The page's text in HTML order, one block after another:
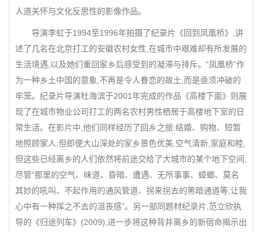
人道关怀与文化反思性的影像作品。
导演李虹于1994至1996年拍摄了纪录片《回到凤凰桥》,讲
述了几名在北京打工的安徽农村女性,在城市中艰难却有所发展的
生活境遇,以及她们重回家乡后感受到的凝滞与排斥。“凤凰桥”作
为一种乡土中国的意象,不再是令人眷恋的故土,而是亟须冲破的
牢笼。纪录片导演杜海滨于2001年完成的作品《高楼下面》则展
现了在城市物业公司打工的两名农村男性栖居于高楼地下室的日
常生活。在影片中,他们同样经历了回乡之旅:结婚、购物、短暂
地照顾家人,但即便大山深处的家乡景色优美,空气清新,家庭和睦,
但这些已经离乡的人们依然将前途交给了大城市的某个地下空间,
尽管“那里的空气、味道、昏暗、遭遇、无所事事、蟑螂、莫名
其妙的吼叫、不起作用的通风管道、拐来拐去的黑暗通道等,让我
心中有一种挥之不去的沮丧感”。另一部同题材纪录片,范立欣执
导的《归途列车》(2009),进一步将这种背井离乡的新宿命揭示出